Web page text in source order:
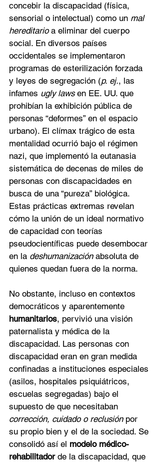
concebir la discapacidad (física,
sensorial o intelectual) como un mal
hereditario a eliminar del cuerpo
social. En diversos países
occidentales se implementaron
programas de esterilización forzada
y leyes de segregación (p. ej., las
infames ugly laws en EE. UU. que
prohibían la exhibición pública de
personas “deformes” en el espacio
urbano). El clímax trágico de esta
mentalidad ocurrió bajo el régimen
nazi, que implementó la eutanasia
sistemática de decenas de miles de
personas con discapacidades en
busca de una “pureza” biológica.
Estas prácticas extremas revelan
cómo la unión de un ideal normativo
de capacidad con teorías
pseudocientíficas puede desembocar
en la deshumanización absoluta de
quienes quedan fuera de la norma.
No obstante, incluso en contextos
democráticos y aparentemente
humanitarios, pervivió una visión
paternalista y médica de la
discapacidad. Las personas con
discapacidad eran en gran medida
confinadas a instituciones especiales
(asilos, hospitales psiquiátricos,
escuelas segregadas) bajo el
supuesto de que necesitaban
corrección, cuidado o reclusión por
su propio bien y el de la sociedad. Se
consolidó así el modelo médico-
rehabilitador de la discapacidad, que